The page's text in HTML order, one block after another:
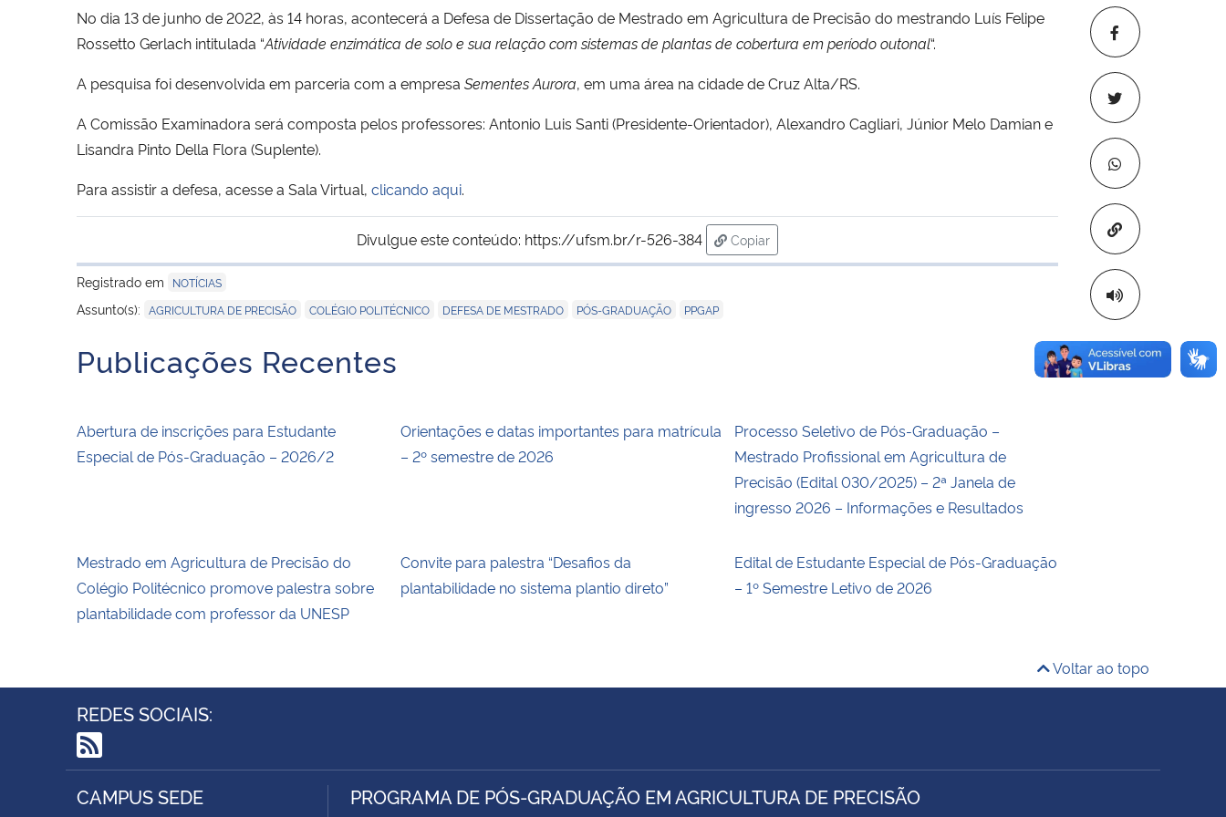
Copiar para
No dia 13 de junho de 2022, às 14 horas, acontecerá a Defesa de Dissertação de Mestrado em Agricultura de Precisão do mestrando Luís Felipe
Rossetto Gerlach intitulada “Atividade enzimática de solo e sua relação com sistemas de plantas de cobertura em período outonal“.
A pesquisa foi desenvolvida em parceria com a empresa Sementes Aurora, em uma área na cidade de Cruz Alta/RS.
A Comissão Examinadora será composta pelos professores: Antonio Luis Santi (Presidente-Orientador), Alexandro Cagliari, Júnior Melo Damian e
Lisandra Pinto Della Flora (Suplente).
Para assistir a defesa, acesse a Sala Virtual, clicando aqui.
Divulgue este conteúdo: https://ufsm.br/r-526-384
Copiar
para área de transferência
Registrado em
NOTÍCIAS
Assunto(s): AGRICULTURA DE PRECISÃO COLÉGIO POLITÉCNICO DEFESA DE MESTRADO PÓS-GRADUAÇÃO PPGAP
Publicações Recentes
Abertura de inscrições para Estudante
Especial de Pós-Graduação – 2026/2
Orientações e datas importantes para matrícula
– 2º semestre de 2026
Processo Seletivo de Pós-Graduação –
Mestrado Profissional em Agricultura de
Precisão (Edital 030/2025) – 2ª Janela de
ingresso 2026 – Informações e Resultados
Mestrado em Agricultura de Precisão do
Colégio Politécnico promove palestra sobre
plantabilidade com professor da UNESP
Convite para palestra “Desafios da
plantabilidade no sistema plantio direto”
Edital de Estudante Especial de Pós-Graduação
– 1º Semestre Letivo de 2026
Voltar ao topo
REDES SOCIAIS:
RSS
CAMPUS SEDE PROGRAMA DE PÓS-GRADUAÇÃO EM AGRICULTURA DE PRECISÃO